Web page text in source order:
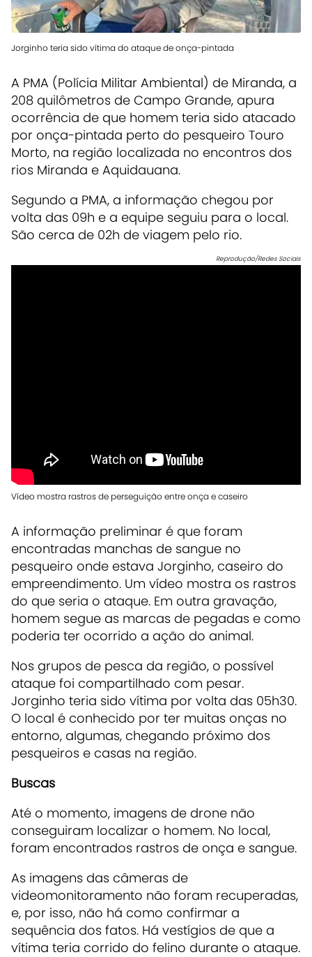
Jorginho teria sido vítima do ataque de onça-pintada
A PMA (Polícia Militar Ambiental) de Miranda, a
208 quilômetros de Campo Grande, apura
ocorrência de que homem teria sido atacado
por onça-pintada perto do pesqueiro Touro
Morto, na região localizada no encontros dos
rios Miranda e Aquidauana.
Segundo a PMA, a informação chegou por
volta das 09h e a equipe seguiu para o local.
São cerca de 02h de viagem pelo rio.
Reprodução/Redes Sociais
Vídeo mostra rastros de perseguição entre onça e caseiro
A informação preliminar é que foram
encontradas manchas de sangue no
pesqueiro onde estava Jorginho, caseiro do
empreendimento. Um vídeo mostra os rastros
do que seria o ataque. Em outra gravação,
homem segue as marcas de pegadas e como
poderia ter ocorrido a ação do animal.
Nos grupos de pesca da região, o possível
ataque foi compartilhado com pesar.
Jorginho teria sido vítima por volta das 05h30.
O local é conhecido por ter muitas onças no
entorno, algumas, chegando próximo dos
pesqueiros e casas na região.
Buscas
Até o momento, imagens de drone não
conseguiram localizar o homem. No local,
foram encontrados rastros de onça e sangue.
As imagens das câmeras de
videomonitoramento não foram recuperadas,
e, por isso, não há como confirmar a
sequência dos fatos. Há vestígios de que a
vítima teria corrido do felino durante o ataque.